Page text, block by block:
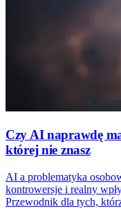
Czy AI naprawdę
której nie znasz
AI a problematyka
kontrowersje i realny
Przewodnik dla tych,